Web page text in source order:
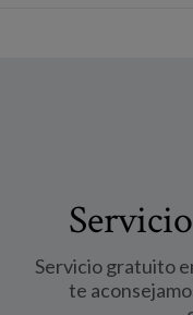
Servicio gratuito
te